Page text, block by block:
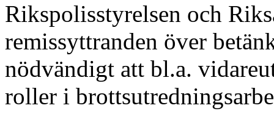
Rikspolisstyrelsen och
remissyttranden över
nödvändigt att bl.a.
roller i